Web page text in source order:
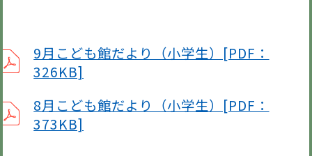
9月こども館だより（小学生）[PDF：
326KB]
8月こども館だより（小学生）[PDF：
373KB]